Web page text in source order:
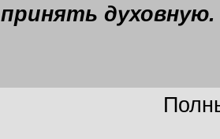
принять духовную.